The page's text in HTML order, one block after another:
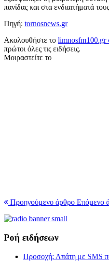
πανίδας και στα ενδιαιτήματά
Πηγή: tornosnews.gr
Ακολουθήστε το limnosfm100.gr
πρώτοι όλες τις ειδήσεις.
Μοιραστείτε το
Προηγούμενο άρθρο Επόμενο
Ροή ειδήσεων
Προσοχή: Απάτη με SMS